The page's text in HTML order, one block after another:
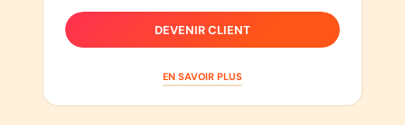
DEVENIR CLIENT
EN SAVOIR PLUS